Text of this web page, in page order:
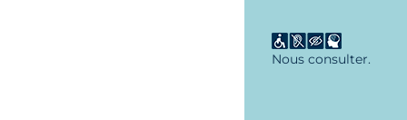
Nous consulter.